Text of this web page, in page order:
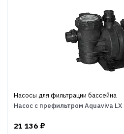
Насосы для фильтрации бассейна
Насос с префильтром Aquaviva
21 136 ₽